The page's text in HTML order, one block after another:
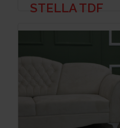
STELLA TDF